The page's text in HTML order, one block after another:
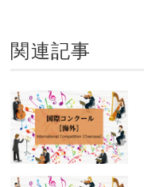
関連記事